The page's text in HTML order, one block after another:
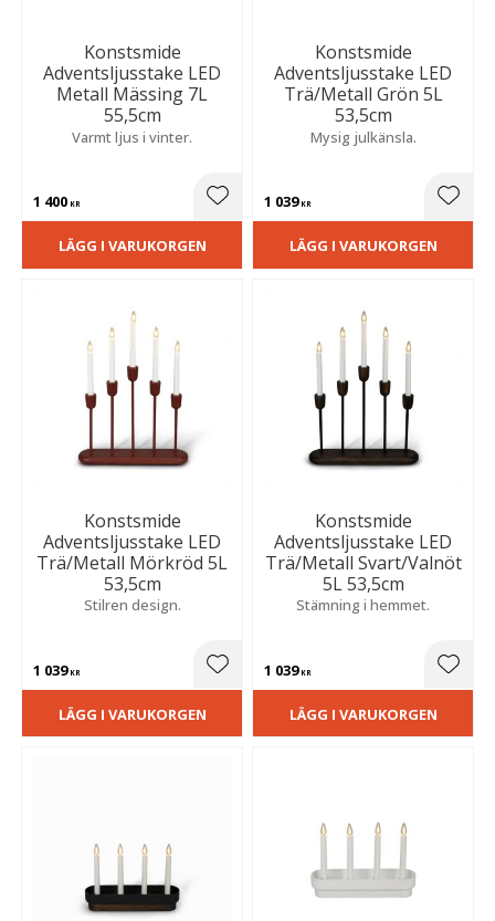
Konstsmide
Adventsljusstake LED
Metall Mässing 7L
55,5cm
Varmt ljus i vinter.
1 400 KR Lägg till i favoriter
LÄGG I VARUKORGEN
Konstsmide
Adventsljusstake LED
Trä/Metall Grön 5L
53,5cm
Mysig julkänsla.
1 039KR
LÄGG I VARUKORGEN
Konstsmide
Adventsljusstake LED
Trä/Metall Mörkröd 5L
53,5cm
Stilren design.
1 039KR Lägg till i favoriter
LÄGG I VARUKORGEN
Konstsmide
Adventsljusstake LED
Trä/Metall Svart/Valnöt
5L 53,5cm
Stämning i hemmet.
1 039KR
LÄGG I VARUKORGEN